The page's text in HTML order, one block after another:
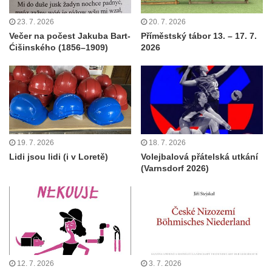
23. 7. 2026
Večer na počest Jakuba Bart-
Ćišinského (1856–1909)
20. 7. 2026
Příměstský tábor 13. – 17. 7.
2026
19. 7. 2026
Lidi jsou lidi (i v Loretě)
18. 7. 2026
Volejbalová přátelská utkání
(Varnsdorf 2026)
12. 7. 2026 3. 7. 2026